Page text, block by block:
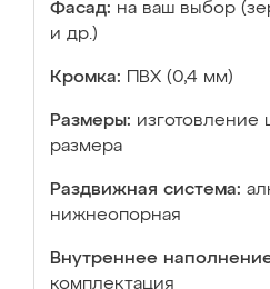
Фасад: на ваш выбор
и др.)
Кромка: ПВХ (0,4 мм)
Размеры: изготовление
размера
Раздвижная система:
нижнеопорная
Внутреннее
комплектация